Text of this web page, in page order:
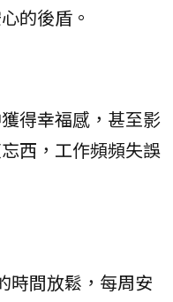
的後盾。
得幸福感，甚至影
西，工作頻頻失誤
時間放鬆，每周安